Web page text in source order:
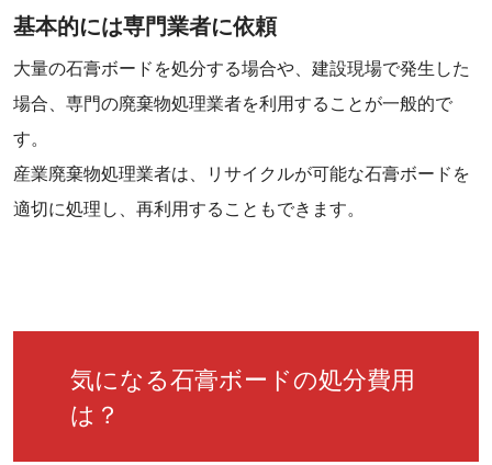
基本的には専門業者に依頼
大量の石膏ボードを処分する場合や、建設現場で発生した
場合、専門の廃棄物処理業者を利用することが一般的で
す。
産業廃棄物処理業者は、リサイクルが可能な石膏ボードを
適切に処理し、再利用することもできます。
気になる石膏ボードの処分費用
は？